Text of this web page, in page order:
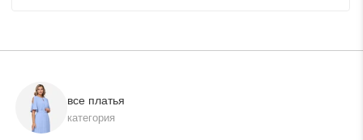
все платья
категория